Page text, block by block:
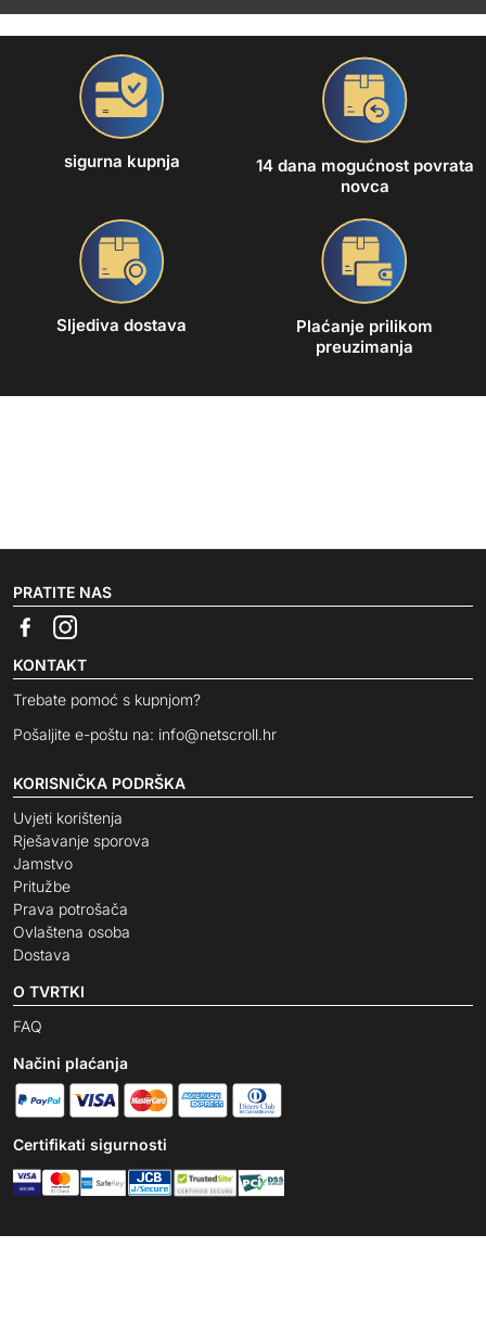
sigurna kupnja
14 dana mogućnost povrata
novca
Sljediva dostava
Plaćanje prilikom
preuzimanja
PRATITE NAS
KONTAKT
Trebate pomoć s kupnjom?
Pošaljite e-poštu na: info@netscroll.hr
KORISNIČKA PODRŠKA
Uvjeti korištenja
Rješavanje sporova
Jamstvo
Pritužbe
Prava potrošača
Ovlaštena osoba
Dostava
O TVRTKI
FAQ
Načini plaćanja
Certifikati sigurnosti